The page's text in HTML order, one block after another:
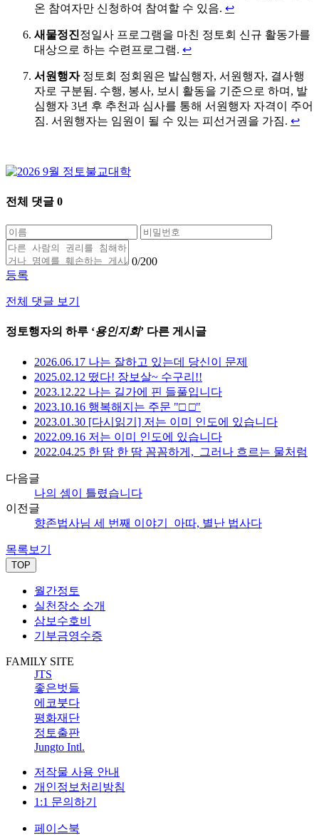
온 참여자만 신청하여 참여할 수 있음. ↩
새물정진정일사 프로그램을 마친 정토회 신규 활동가를
대상으로 하는 수련프로그램. ↩
서원행자정토회 정회원은 발심행자, 서원행자, 결사행
자로 구분됨. 수행, 봉사, 보시 활동을 기준으로 하며, 발
심행자 3년 후 추천과 심사를 통해 서원행자 자격이 주어
짐. 서원행자는 임원이 될 수 있는 피선거권을 가짐. ↩
전체 댓글 0
0/200
등록
전체 댓글 보기
정토행자의 하루 ‘용인지회’ 다른 게시글
2026.06.17 나는 잘하고 있는데 당신이 문제
2025.02.12 떴다! 장보살~ 수구리!!
2023.12.22 나는 길가에 핀 들풀입니다
2023.10.16 행복해지는 주문 "□ □"
2023.01.30 [다시읽기] 저는 이미 인도에 있습니다
2022.09.16 저는 이미 인도에 있습니다
2022.04.25 한 땀 한 땀 꼼꼼하게,_그러나 흐르는 물처럼
다음글
나의 셈이 틀렸습니다
이전글
향존법사님 세 번째 이야기_아따, 별난 법사다
목록보기
TOP
월간정토
실천장소 소개
삼보수호비
기부금영수증
FAMILY SITE
JTS
좋은벗들
에코붓다
평화재단
정토출판
Jungto Intl.
저작물 사용 안내
개인정보처리방침
1:1 문의하기
페이스북